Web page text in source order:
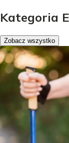
Kategoria
Zobacz wszystko